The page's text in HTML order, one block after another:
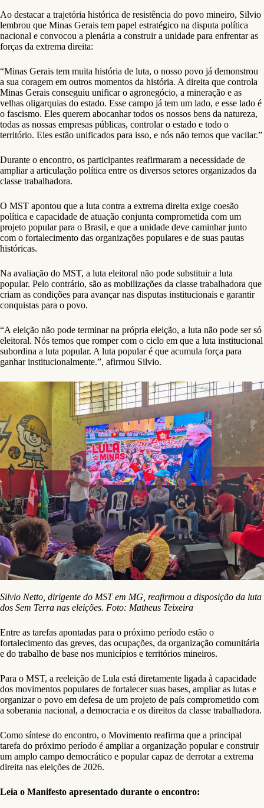
Ao destacar a trajetória histórica de resistência do povo mineiro, Silvio
lembrou que Minas Gerais tem papel estratégico na disputa política
nacional e convocou a plenária a construir a unidade para enfrentar as
forças da extrema direita:
“Minas Gerais tem muita história de luta, o nosso povo já demonstrou
a sua coragem em outros momentos da história. A direita que controla
Minas Gerais conseguiu unificar o agronegócio, a mineração e as
velhas oligarquias do estado. Esse campo já tem um lado, e esse lado é
o fascismo. Eles querem abocanhar todos os nossos bens da natureza,
todas as nossas empresas públicas, controlar o estado e todo o
território. Eles estão unificados para isso, e nós não temos que vacilar.”
Durante o encontro, os participantes reafirmaram a necessidade de
ampliar a articulação política entre os diversos setores organizados da
classe trabalhadora.
O MST apontou que a luta contra a extrema direita exige coesão
política e capacidade de atuação conjunta comprometida com um
projeto popular para o Brasil, e que a unidade deve caminhar junto
com o fortalecimento das organizações populares e de suas pautas
históricas.
Na avaliação do MST, a luta eleitoral não pode substituir a luta
popular. Pelo contrário, são as mobilizações da classe trabalhadora que
criam as condições para avançar nas disputas institucionais e garantir
conquistas para o povo.
“A eleição não pode terminar na própria eleição, a luta não pode ser só
eleitoral. Nós temos que romper com o ciclo em que a luta institucional
subordina a luta popular. A luta popular é que acumula força para
ganhar institucionalmente.”, afirmou Silvio.
Silvio Netto, dirigente do MST em MG, reafirmou a disposição da luta
dos Sem Terra nas eleições. Foto: Matheus Teixeira
Entre as tarefas apontadas para o próximo período estão o
fortalecimento das greves, das ocupações, da organização comunitária
e do trabalho de base nos municípios e territórios mineiros.
Para o MST, a reeleição de Lula está diretamente ligada à capacidade
dos movimentos populares de fortalecer suas bases, ampliar as lutas e
organizar o povo em defesa de um projeto de país comprometido com
a soberania nacional, a democracia e os direitos da classe trabalhadora.
Como síntese do encontro, o Movimento reafirma que a principal
tarefa do próximo período é ampliar a organização popular e construir
um amplo campo democrático e popular capaz de derrotar a extrema
direita nas eleições de 2026.
Leia o Manifesto apresentado durante o encontro: